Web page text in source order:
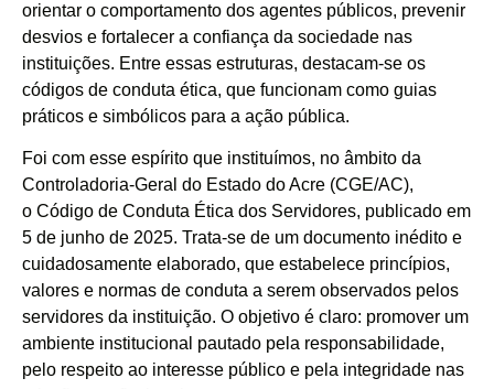
orientar o comportamento dos agentes públicos, prevenir
desvios e fortalecer a confiança da sociedade nas
instituições. Entre essas estruturas, destacam-se os
códigos de conduta ética, que funcionam como guias
práticos e simbólicos para a ação pública.
Foi com esse espírito que instituímos, no âmbito da
Controladoria-Geral do Estado do Acre (CGE/AC),
o Código de Conduta Ética dos Servidores, publicado em
5 de junho de 2025. Trata-se de um documento inédito e
cuidadosamente elaborado, que estabelece princípios,
valores e normas de conduta a serem observados pelos
servidores da instituição. O objetivo é claro: promover um
ambiente institucional pautado pela responsabilidade,
pelo respeito ao interesse público e pela integridade nas